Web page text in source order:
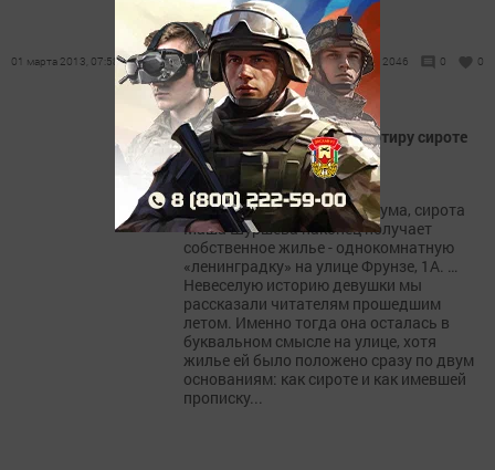
01 марта 2013, 07:58 2046 0 0
Александр Тыгин дал квартиру сироте
Зеленодольска
20-летняя выпускница
Судостроительного техникума, сирота
Маша Шуршева наконец получает
собственное жилье - однокомнатную
«ленинградку» на улице Фрунзе, 1А. …
Невеселую историю девушки мы
рассказали читателям прошедшим
летом. Именно тогда она осталась в
буквальном смысле на улице, хотя
жилье ей было положено сразу по двум
основаниям: как сироте и как имевшей
прописку...